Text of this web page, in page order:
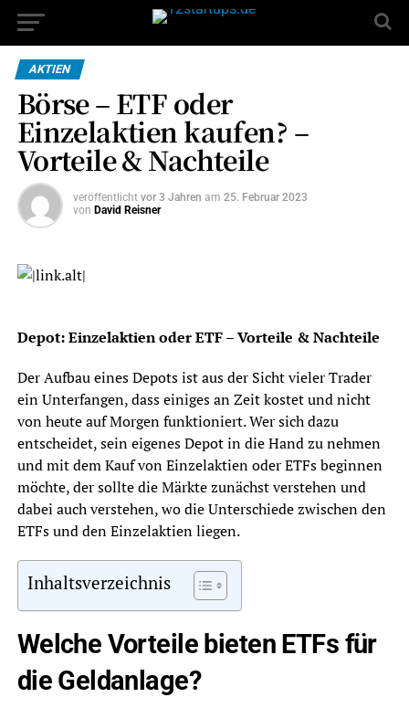
AKTIEN
Börse – ETF oder
Einzelaktien kaufen? –
Vorteile & Nachteile
veröffentlicht vor 3 Jahren am 25. Februar 2023
von David Reisner
Depot: Einzelaktien oder ETF – Vorteile & Nachteile
Der Aufbau eines Depots ist aus der Sicht vieler Trader
ein Unterfangen, dass einiges an Zeit kostet und nicht
von heute auf Morgen funktioniert. Wer sich dazu
entscheidet, sein eigenes Depot in die Hand zu nehmen
und mit dem Kauf von Einzelaktien oder ETFs beginnen
möchte, der sollte die Märkte zunächst verstehen und
dabei auch verstehen, wo die Unterschiede zwischen den
ETFs und den Einzelaktien liegen.
Inhaltsverzeichnis
Welche Vorteile bieten ETFs für
die Geldanlage?